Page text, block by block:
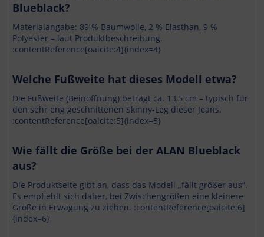
Blueblack?
Materialangabe: 89 % Baumwolle, 2 % Elasthan, 9 %
Polyester – laut Produktbeschreibung.
:contentReference[oaicite:4]{index=4}
Welche Fußweite hat dieses Modell etwa?
Die Fußweite (Beinöffnung) beträgt ca. 13,5 cm – typisch für
den sehr eng geschnittenen Skinny-Leg dieser Jeans.
:contentReference[oaicite:5]{index=5}
Wie fällt die Größe bei der ALAN Blueblack
aus?
Die Produktseite gibt an, dass das Modell „fällt größer aus“.
Es empfiehlt sich daher, bei Zwischengrößen eine kleinere
Größe in Erwägung zu ziehen. :contentReference[oaicite:6]
{index=6}